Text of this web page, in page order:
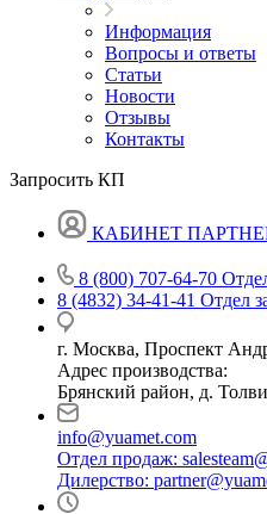
Информация
Вопросы и ответы
Статьи
Новости
Отзывы
Контакты
Запросить КП
КАБИНЕТ
8 (800) 707-64-70
8 (4832) 34-41-41 Отдел
г. Москва, Проспект
Адрес производства:
Брянский район, д.
info@yuamet.com
Отдел продаж:
Дилерство: